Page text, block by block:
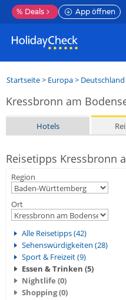
% Deals App öffnen
Startseite> Europa> Deutschland
Kressbronn am
Hotels
Reisetipps Kressbronn
Region
Ort
Alle Reisetipps (42)
Sehenswürdigkeiten (28)
Sport & Freizeit (9)
Essen & Trinken (5)
Nightlife (0)
Shopping (0)